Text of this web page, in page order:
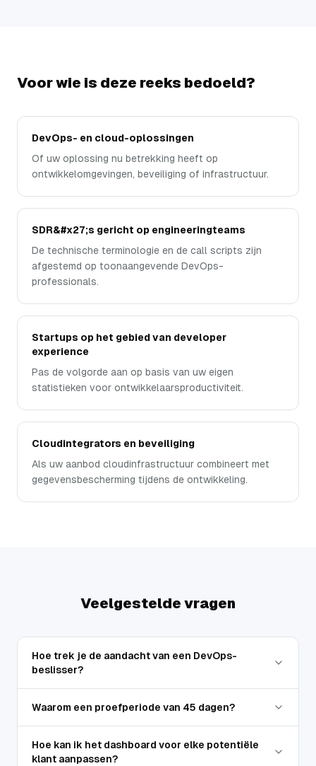
Voor wie is deze reeks bedoeld?
DevOps- en cloud-oplossingen
Of uw oplossing nu betrekking heeft op
ontwikkelomgevingen, beveiliging of infrastructuur.
SDR&#x27;s gericht op engineeringteams
De technische terminologie en de call scripts zijn
afgestemd op toonaangevende DevOps-
professionals.
Startups op het gebied van developer
experience
Pas de volgorde aan op basis van uw eigen
statistieken voor ontwikkelaarsproductiviteit.
Cloudintegrators en beveiliging
Als uw aanbod cloudinfrastructuur combineert met
gegevensbescherming tijdens de ontwikkeling.
Veelgestelde vragen
Hoe trek je de aandacht van een DevOps-
beslisser?
Waarom een proefperiode van 45 dagen?
Hoe kan ik het dashboard voor elke potentiële
klant aanpassen?